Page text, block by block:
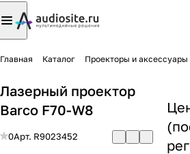
Главная Каталог Проекторы и
Лазерный проектор
Barco F70-W8
0Арт. R9023452